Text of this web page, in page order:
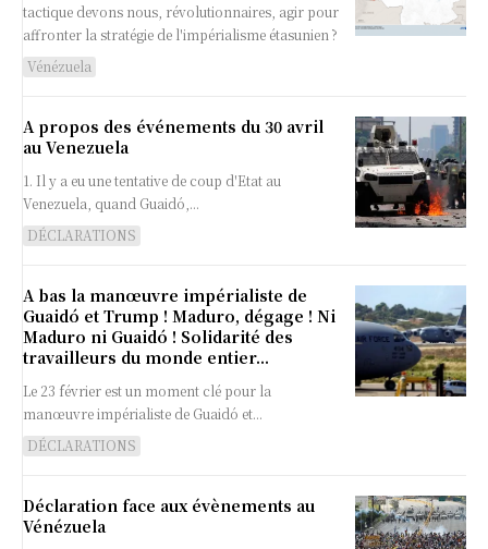
tactique devons nous, révolutionnaires, agir pour
affronter la stratégie de l'impérialisme étasunien ?
Vénézuela
A propos des événements du 30 avril
au Venezuela
1. Il y a eu une tentative de coup d'Etat au
Venezuela, quand Guaidó,...
DÉCLARATIONS
A bas la manœuvre impérialiste de
Guaidó et Trump ! Maduro, dégage ! Ni
Maduro ni Guaidó ! Solidarité des
travailleurs du monde entier...
Le 23 février est un moment clé pour la
manœuvre impérialiste de Guaidó et...
DÉCLARATIONS
Déclaration face aux évènements au
Vénézuela